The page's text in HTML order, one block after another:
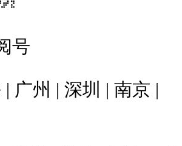
号
广州 | 深圳 | 南京 |